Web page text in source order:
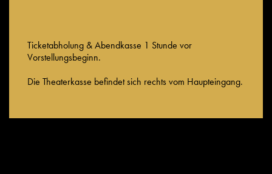
Ticketabholung & Abendkasse 1 Stunde vor
Vorstellungsbeginn.
Die Theaterkasse befindet sich rechts vom Haupteingang.